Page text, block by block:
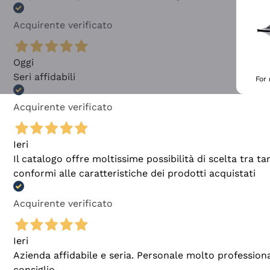
Acquirente verificato
Oggi
Seri affidabili
Acquirente verificato
Ieri
Il catalogo offre moltissime possibilità di scelta tra
conformi alle caratteristiche dei prodotti acquistati
Acquirente verificato
Ieri
Azienda affidabile e seria. Personale molto
For